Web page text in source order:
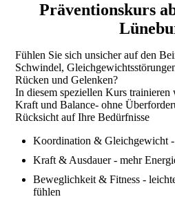
Präventionskurs
Fühlen Sie sich unsicher auf den
Schwindel,
Rücken und Gelenken?
In diesem speziellen Kurs
Kraft und Balance- ohne
Rücksicht auf Ihre Bedürfnisse
Koordination & Gleichgewicht -
Kraft & Ausdauer - mehr
Beweglichkeit & Fitness -
fühlen